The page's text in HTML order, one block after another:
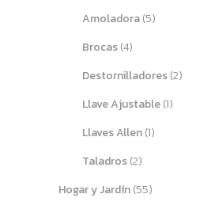
Amoladora(5)
Brocas(4)
Destornilladores(2)
Llave Ajustable(1)
Llaves Allen(1)
Taladros(2)
Hogar y Jardín(55)